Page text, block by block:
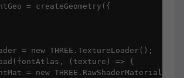
= createGeometry({
= new THREE.TextureLoader();
(texture) => {
= new THREE.RawShaderMaterial(